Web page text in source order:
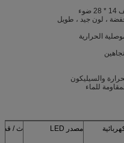
، لون جيد ، طويل
للماء
مصدر LED ث /